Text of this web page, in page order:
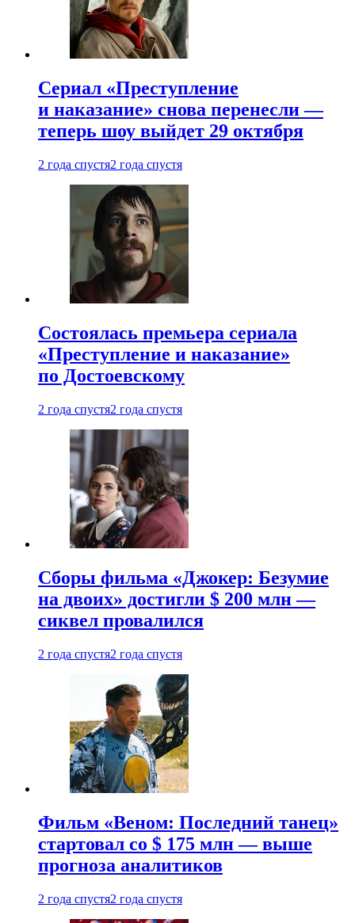
Сериал «Преступление
и наказание» снова перенесли —
теперь шоу выйдет 29 октября
2 года спустя2 года спустя
Состоялась премьера сериала
«Преступление и наказание»
по Достоевскому
2 года спустя2 года спустя
Сборы фильма «Джокер: Безумие
на двоих» достигли $ 200 млн —
сиквел провалился
2 года спустя2 года спустя
Фильм «Веном: Последний танец»
стартовал со $ 175 млн — выше
прогноза аналитиков
2 года спустя2 года спустя